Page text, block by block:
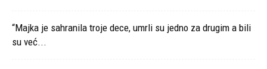
“Majka je sahranila troje dece, umrli su jedno za drugim a bili
su već...